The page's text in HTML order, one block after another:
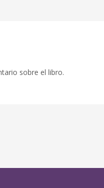
sobre el libro.